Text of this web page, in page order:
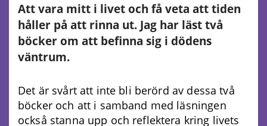
Att vara mitt i livet och få veta att tiden
håller på att rinna ut. Jag har läst två
böcker om att befinna sig i dödens
väntrum.
Det är svårt att inte bli berörd av dessa två
böcker och att i samband med läsningen
också stanna upp och reflektera kring livets